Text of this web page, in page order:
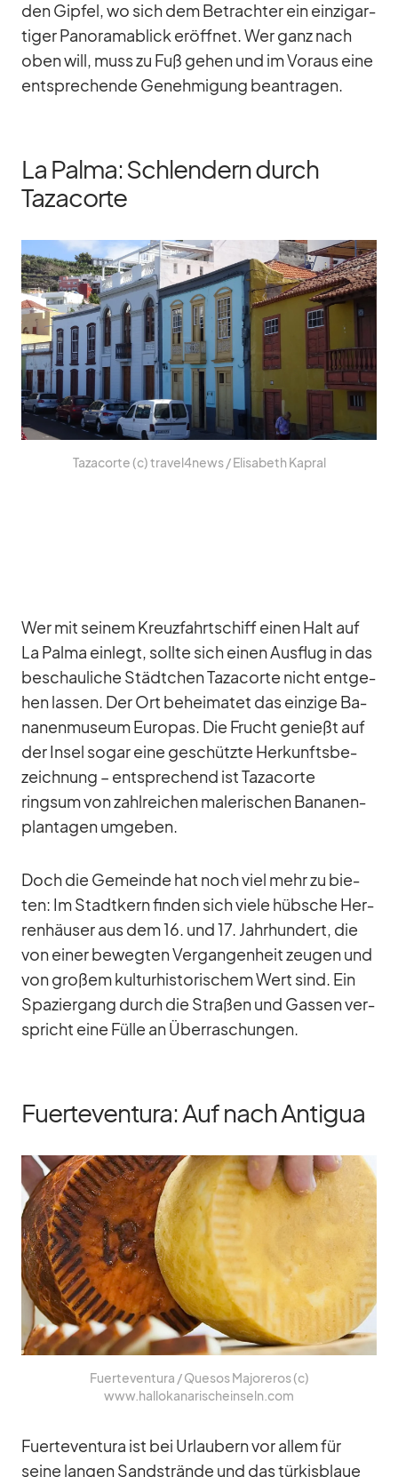
den Gip­fel, wo sich dem Be­trach­ter ein ein­zig­ar­
ti­ger Pan­ora­ma­blick er­öff­net. Wer ganz nach
oben will, muss zu Fuß ge­hen und im Vor­aus eine
ent­spre­chende Ge­neh­mi­gung be­an­tra­gen.
La Palma: Schlendern durch
Tazacorte
Ta­za­corte (c) travel4news /​ Eli­sa­beth Ka­pral
Wer mit sei­nem Kreuz­fahrt­schiff ei­nen Halt auf
La Palma ein­legt, sollte sich ei­nen Aus­flug in das
be­schau­li­che Städt­chen Ta­za­corte nicht ent­ge­
hen las­sen. Der Ort be­hei­ma­tet das ein­zige Ba­
na­nen­mu­seum Eu­ro­pas. Die Frucht ge­nießt auf
der In­sel so­gar eine ge­schützte Her­kunfts­be­
zeich­nung – ent­spre­chend ist Ta­za­corte
ringsum von zahl­rei­chen ma­le­ri­schen Ba­na­nen­
plan­ta­gen um­ge­ben.
Doch die Ge­meinde hat noch viel mehr zu bie­
ten: Im Stadt­kern fin­den sich viele hüb­sche Her­
ren­häu­ser aus dem 16. und 17. Jahr­hun­dert, die
von ei­ner be­weg­ten Ver­gan­gen­heit zeu­gen und
von gro­ßem kul­tur­his­to­ri­schem Wert sind. Ein
Spa­zier­gang durch die Stra­ßen und Gas­sen ver­
spricht eine Fülle an Über­ra­schun­gen.
Fuerteventura: Auf nach Antigua
Fuer­te­ven­tura /​ Que­sos Ma­jo­re­ros (c)
www.hallokanarischeinseln.com
Fuer­te­ven­tura ist bei Ur­lau­bern vor al­lem für
seine lan­gen Sand­strände und das tür­kis­blaue